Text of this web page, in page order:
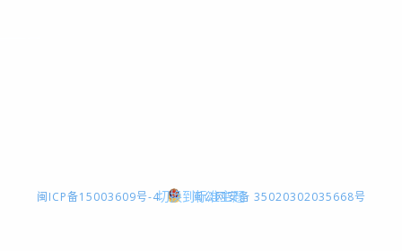
闽ICP备15003609号-4 闽公网安备 35020302035668号
切换到标准主题